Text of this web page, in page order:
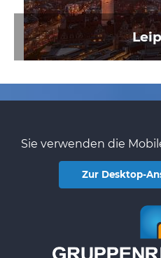
Sie verwenden die
Zur Desktop-